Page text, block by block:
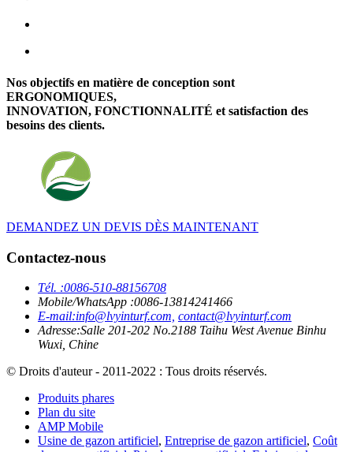
Nos objectifs en matière de conception sont
ERGONOMIQUES,
INNOVATION, FONCTIONNALITÉ et satisfaction des
besoins des clients.
DEMANDEZ UN DEVIS DÈS MAINTENANT
Contactez-nous
Tél. :0086-510-88156708
Mobile/WhatsApp :0086-13814241466
E-mail:info@lvyinturf.com, contact@lvyinturf.com
Adresse:Salle 201-202 No.2188 Taihu West Avenue Binhu
Wuxi, Chine
© Droits d'auteur - 2011-2022 : Tous droits réservés.
Produits phares
Plan du site
AMP Mobile
Usine de gazon artificiel, Entreprise de gazon artificiel, Coût